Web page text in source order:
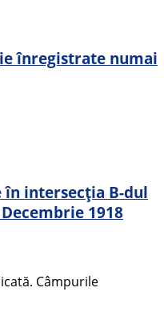
înregistrate numai
intersecția B-dul
1918
Câmpurile